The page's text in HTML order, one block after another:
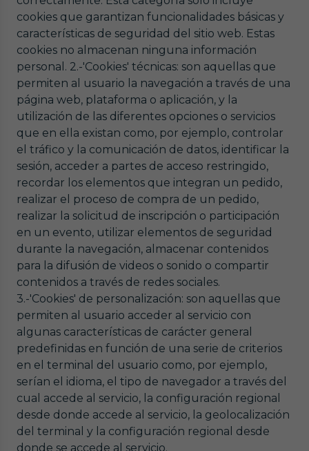
cookies que garantizan funcionalidades básicas y
características de seguridad del sitio web. Estas
cookies no almacenan ninguna información
personal. 2.-'Cookies' técnicas: son aquellas que
permiten al usuario la navegación a través de una
página web, plataforma o aplicación, y la
utilización de las diferentes opciones o servicios
que en ella existan como, por ejemplo, controlar
el tráfico y la comunicación de datos, identificar la
sesión, acceder a partes de acceso restringido,
recordar los elementos que integran un pedido,
realizar el proceso de compra de un pedido,
realizar la solicitud de inscripción o participación
en un evento, utilizar elementos de seguridad
durante la navegación, almacenar contenidos
para la difusión de videos o sonido o compartir
contenidos a través de redes sociales.
3.-'Cookies' de personalización: son aquellas que
permiten al usuario acceder al servicio con
algunas características de carácter general
predefinidas en función de una serie de criterios
en el terminal del usuario como, por ejemplo,
serían el idioma, el tipo de navegador a través del
cual accede al servicio, la configuración regional
desde donde accede al servicio, la geolocalización
del terminal y la configuración regional desde
donde se accede al servicio.